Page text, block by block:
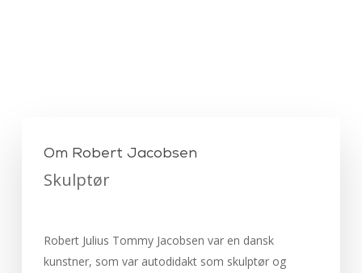
Om Robert Jacobsen
Skulptør
Robert Julius Tommy Jacobsen var en dansk
kunstner, som var autodidakt som skulptør og